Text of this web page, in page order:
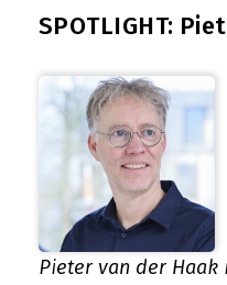
SPOTLIGHT:
Pieter van der